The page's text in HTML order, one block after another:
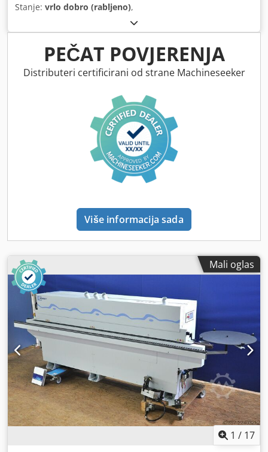
Stanje: vrlo dobro (rabljeno),
PEČAT POVJERENJA
Distributeri certificirani od strane Machineseeker
Više informacija sada
Mali oglas
1 / 17